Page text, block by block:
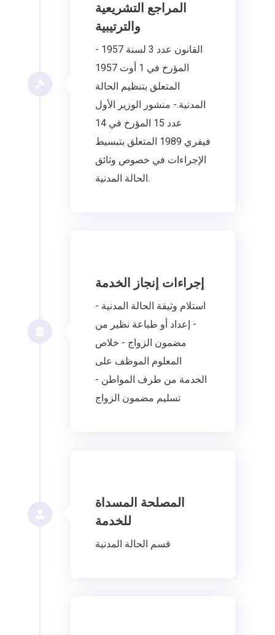
المراجع التشريعية
والترتيبية
- القانون عدد 3 لسنة 1957
المؤرخ في 1 أوت 1957
المتعلق بتنظيم الحالة
المدنية.- منشور الوزير الأول
عدد 15 المؤرخ في 14
فيفري 1989 المتعلق بتبسيط
الإجراءات في خصوص وثائق
الحالة المدنية.
إجراءات إنجاز الخدمة
- استلام وثيقة الحالة المدنية
- إعداد أو طباعة نظير من
مضمون الزواج - خلاص
المعلوم الموظف على
الخدمة من طرف المواطن -
تسليم مضمون الزواج
المصلحة المسداة
للخدمة
قسم الحالة المدنية